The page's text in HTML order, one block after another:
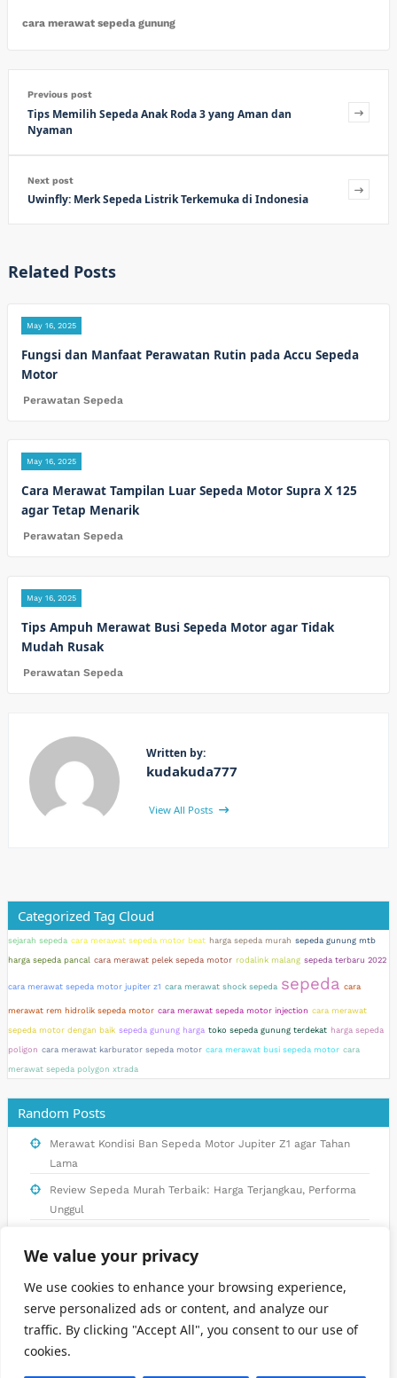
We value your privacy
We use cookies to enhance your browsing experience,
serve personalized ads or content, and analyze our
traffic. By clicking "Accept All", you consent to our use of
cookies.
cara merawat sepeda gunung
Previous post
Tips Memilih Sepeda Anak Roda 3 yang Aman dan
Nyaman
Next post
Uwinfly: Merk Sepeda Listrik Terkemuka di Indonesia
Related Posts
May 16, 2025
Fungsi dan Manfaat Perawatan Rutin pada Accu Sepeda
Motor
Perawatan Sepeda
May 16, 2025
Cara Merawat Tampilan Luar Sepeda Motor Supra X 125
agar Tetap Menarik
Perawatan Sepeda
May 16, 2025
Tips Ampuh Merawat Busi Sepeda Motor agar Tidak
Mudah Rusak
Perawatan Sepeda
Written by:
kudakuda777
View All Posts
Categorized Tag Cloud
sejarah sepeda cara merawat sepeda motor beat harga sepeda murah sepeda gunung mtb
harga sepeda pancal cara merawat pelek sepeda motor rodalink malang sepeda terbaru 2022
cara merawat sepeda motor jupiter z1 cara merawat shock sepeda sepeda cara
merawat rem hidrolik sepeda motor cara merawat sepeda motor injection cara merawat
sepeda motor dengan baik sepeda gunung harga toko sepeda gunung terdekat harga sepeda
poligon cara merawat karburator sepeda motor cara merawat busi sepeda motor cara
merawat sepeda polygon xtrada
Random Posts
Merawat Kondisi Ban Sepeda Motor Jupiter Z1 agar Tahan
Lama
Review Sepeda Murah Terbaik: Harga Terjangkau, Performa
Unggul
Terlupakan di Indonesia
Pentingnya Merawat Pelek Sepeda Motor untuk Kesehatan
dan Keamanan Berkendara
Kiat Merawat Sepeda Federal agar Tetap Awet dan Nyaman
Digunakan